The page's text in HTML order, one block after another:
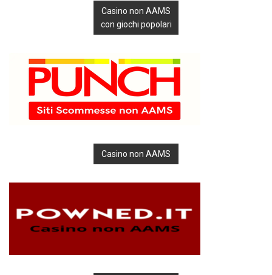
Casino non AAMS
con giochi popolari
Casino non AAMS